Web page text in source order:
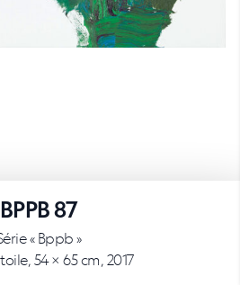
BPPB 87
« Bppb »
54 × 65 cm, 2017